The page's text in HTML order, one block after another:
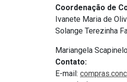
Coordenação de
Ivanete Maria de
Solange Terezinha
Mariangela
Contato:
E-mail: